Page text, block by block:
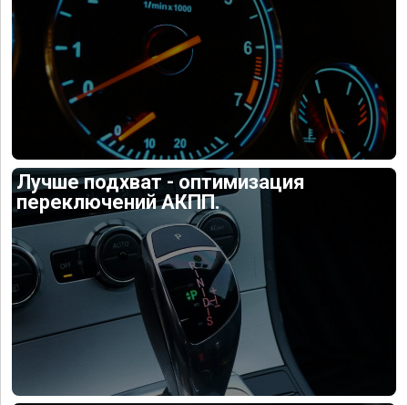
Лучше подхват - оптимизация
переключений АКПП.